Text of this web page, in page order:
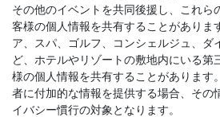
その他のイベントを共同後援し、これら
客様の個人情報を共有することがありま
ア、スパ、ゴルフ、コンシェルジュ、ダ
ど、ホテルやリゾートの敷地内にいる第
様の個人情報を共有することがあります
者に付加的な情報を提供する場合、その
イバシー慣行の対象となります。